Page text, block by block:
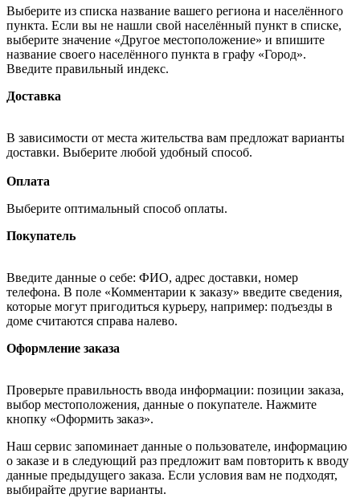
Выберите из списка название вашего региона и населённого
пункта. Если вы не нашли свой населённый пункт в списке,
выберите значение «Другое местоположение» и впишите
название своего населённого пункта в графу «Город».
Введите правильный индекс.
Доставка
В зависимости от места жительства вам предложат варианты
доставки. Выберите любой удобный способ.
Оплата
Выберите оптимальный способ оплаты.
Покупатель
Введите данные о себе: ФИО, адрес доставки, номер
телефона. В поле «Комментарии к заказу» введите сведения,
которые могут пригодиться курьеру, например: подъезды в
доме считаются справа налево.
Оформление заказа
Проверьте правильность ввода информации: позиции заказа,
выбор местоположения, данные о покупателе. Нажмите
кнопку «Оформить заказ».
Наш сервис запоминает данные о пользователе, информацию
о заказе и в следующий раз предложит вам повторить к вводу
данные предыдущего заказа. Если условия вам не подходят,
выбирайте другие варианты.